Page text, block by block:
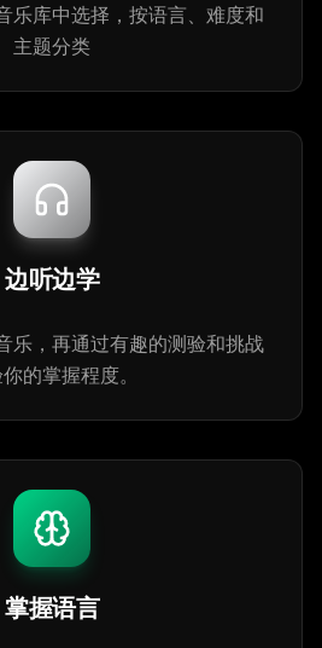
乐库中选择，按语言、难度和
主题分类
边听边学
乐，再通过有趣的测验和挑战
的掌握程度。
掌握语言